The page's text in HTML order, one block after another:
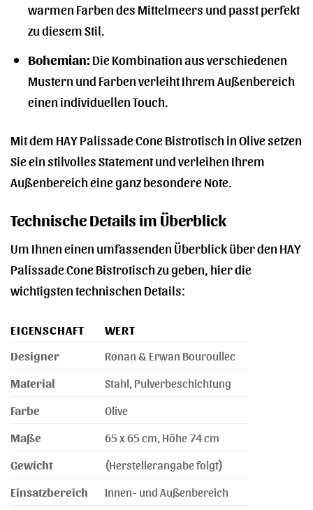
warmen Farben des Mittelmeers und passt perfekt
zu diesem Stil.
Bohemian:Die Kombination aus verschiedenen
Mustern und Farben verleiht Ihrem Außenbereich
einen individuellen Touch.
Mit dem HAY Palissade Cone Bistrotisch in Olive setzen
Sie ein stilvolles Statement und verleihen Ihrem
Außenbereich eine ganz besondere Note.
Technische Details im Überblick
Um Ihnen einen umfassenden Überblick über den HAY
Palissade Cone Bistrotisch zu geben, hier die
wichtigsten technischen Details:
EIGENSCHAFT
WERT
Designer
Ronan & Erwan Bouroullec
Material
Stahl, Pulverbeschichtung
Farbe
Olive
Maße
65 x 65 cm, Höhe 74 cm
Gewicht
(Herstellerangabe folgt)
Einsatzbereich
Innen- und Außenbereich